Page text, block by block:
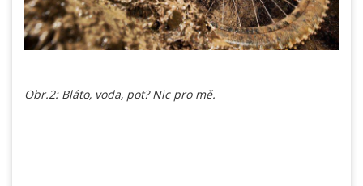
Obr.2: Bláto, voda, pot? Nic pro mě.